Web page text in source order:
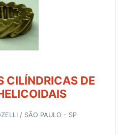
CILÍNDRICAS DE
/ SÃO PAULO - SP